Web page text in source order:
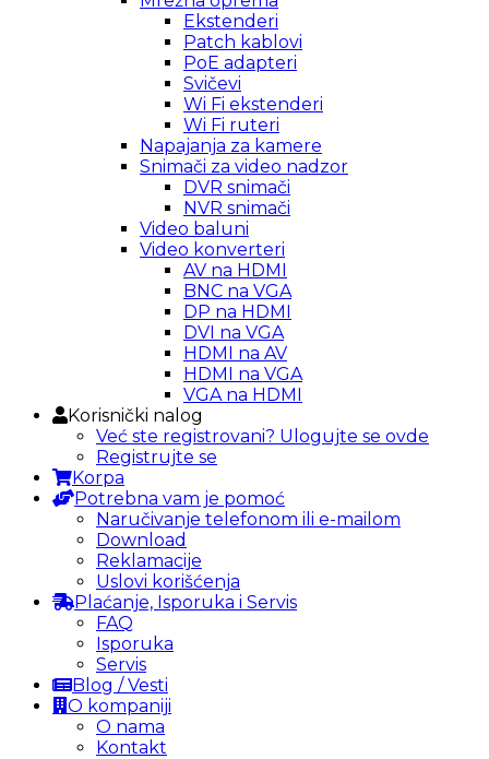
Ekstenderi
Patch kablovi
PoE adapteri
Svičevi
Wi Fi ekstenderi
Wi Fi ruteri
Napajanja za kamere
Snimači za video nadzor
DVR snimači
NVR snimači
Video baluni
Video konverteri
AV na HDMI
BNC na VGA
DP na HDMI
DVI na VGA
HDMI na AV
HDMI na VGA
VGA na HDMI
Korisnički nalog
Već ste registrovani? Ulogujte se ovde
Registrujte se
Korpa
Potrebna vam je pomoć
Naručivanje telefonom ili e-mailom
Download
Reklamacije
Uslovi korišćenja
Plaćanje, Isporuka i Servis
FAQ
Isporuka
Servis
Blog / Vesti
O kompaniji
O nama
Kontakt